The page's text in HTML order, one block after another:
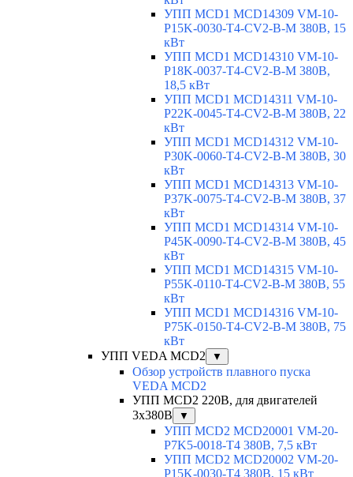
УПП MCD1 MCD14309 VM-10-
P15K-0030-T4-CV2-B-M 380В, 15
кВт
УПП MCD1 MCD14310 VM-10-
P18K-0037-T4-CV2-B-M 380В,
18,5 кВт
УПП MCD1 MCD14311 VM-10-
P22K-0045-T4-CV2-B-M 380В, 22
кВт
УПП MCD1 MCD14312 VM-10-
P30K-0060-T4-CV2-B-M 380В, 30
кВт
УПП MCD1 MCD14313 VM-10-
P37K-0075-T4-CV2-B-M 380В, 37
кВт
УПП MCD1 MCD14314 VM-10-
P45K-0090-T4-CV2-B-M 380В, 45
кВт
УПП MCD1 MCD14315 VM-10-
P55K-0110-T4-CV2-B-M 380В, 55
кВт
УПП MCD1 MCD14316 VM-10-
P75K-0150-T4-CV2-B-M 380В, 75
кВт
УПП VEDA MCD2
▼
Обзор устройств плавного пуска
VEDA MCD2
УПП MCD2 220В, для двигателей
3х380В
▼
УПП MCD2 MCD20001 VM-20-
P7K5-0018-T4 380В, 7,5 кВт
УПП MCD2 MCD20002 VM-20-
P15K-0030-T4 380В, 15 кВт